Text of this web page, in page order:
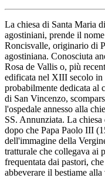
La chiesa di Santa Maria
agostiniani, prende il
Roncisvalle, originario di
agostiniana. Conosciuta
Rosa de Vallis o, più
edificata nel XIII secolo in
probabilmente dedicata al
di San Vincenzo,
l'ospedale annesso alla
SS. Annunziata. La
dopo che Papa Paolo III
dell'immagine della
tratturale che collegava ai
frequentata dai pastori,
abbeverare il bestiame